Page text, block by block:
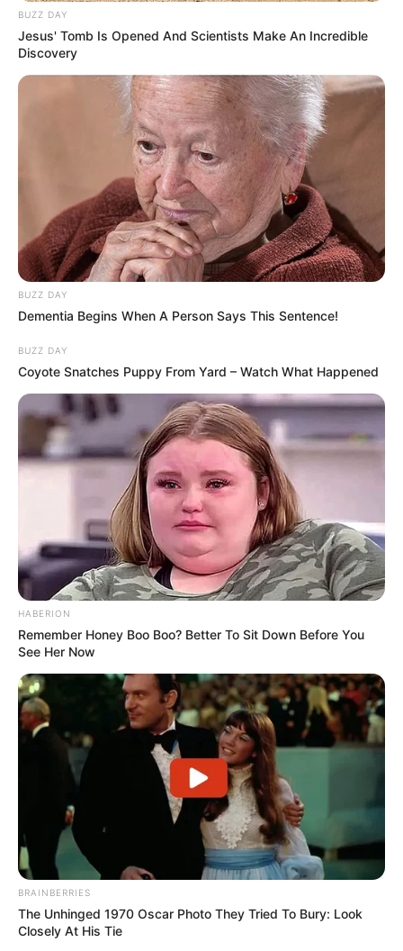
κράτηση με τον κωδικό επιταγής
Κατά την άφιξή τους, γίνεται
και υπογράφεταιιδιωτικό συμφωνητικό.
Αν κατοικείτε στην Αθήνα, δεν
μπορείτε να επιλέξετεξενοδοχείο στην
Περισσότερα νέα από την Εύβοια
Ανακαλύπτοντας τη Σαντορίνη από τη
Θάλασσα: Η Εμπειρία Πέρα από τις Παραλίες
Τα πιο Έξυπνα Tips Διακόσμησης για να
Μεταμορφώσεις το Σπίτι σου
Πρακτικός Οδηγός Συσκευασίας για
Καταστήματα Εστίασης και E-shops
Ακολουθήστε το evianews.com στοGoogle
ΤΑ ΠΙΟ ΔΗΜΟΦΙΛΗ
BUZZ DAY
Jesus' Tomb Is Opened And Scientists Make An Incredible
Discovery
BUZZ DAY
Dementia Begins When A Person Says This Sentence!
BUZZ DAY
Coyote Snatches Puppy From Yard – Watch What Happened
HABERION
Remember Honey Boo Boo? Better To Sit Down Before You
See Her Now
BRAINBERRIES
The Unhinged 1970 Oscar Photo They Tried To Bury: Look
Closely At His Tie